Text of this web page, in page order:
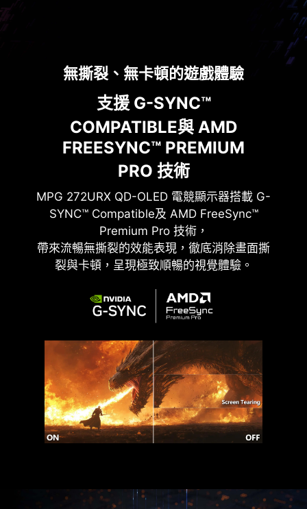
27” UHD QD-OLED
無撕裂、無卡頓的遊戲體驗
支援 G-SYNC™
COMPATIBLE與 AMD
FREESYNC™ PREMIUM
PRO 技術
MPG 272URX QD-OLED 電競顯示器搭載 G-
SYNC™ Compatible及 AMD FreeSync™
Premium Pro 技術，
帶來流暢無撕裂的效能表現，徹底消除畫面撕
裂與卡頓，呈現極致順暢的視覺體驗。